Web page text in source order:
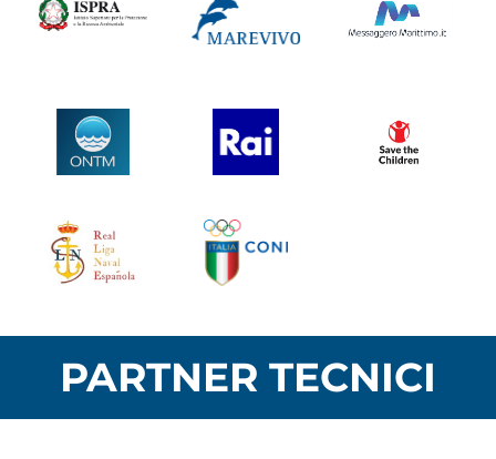
PARTNER TECNICI